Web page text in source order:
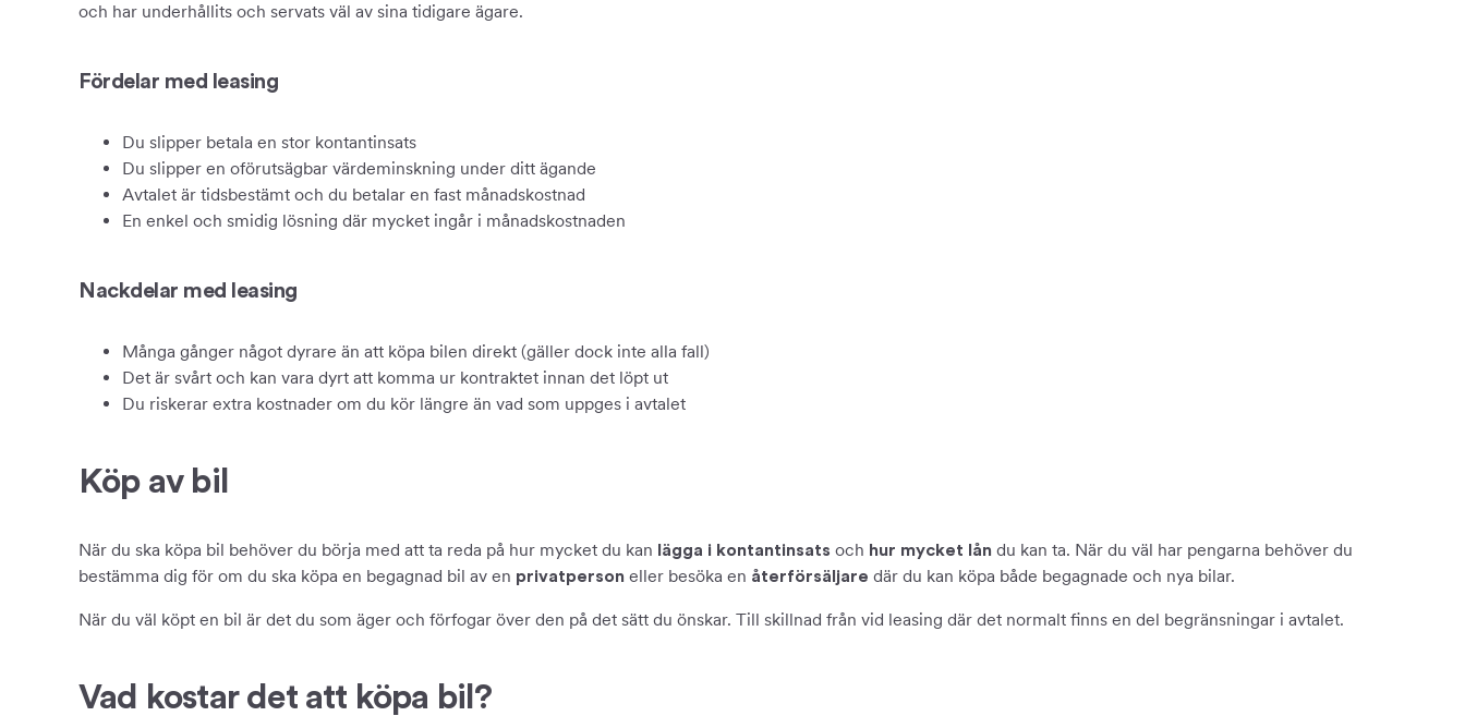
och har underhållits och servats väl av sina tidigare ägare.
Fördelar med leasing
Du slipper betala en stor kontantinsats
Du slipper en oförutsägbar värdeminskning under ditt ägande
Avtalet är tidsbestämt och du betalar en fast månadskostnad
En enkel och smidig lösning där mycket ingår i månadskostnaden
Nackdelar med leasing
Många gånger något dyrare än att köpa bilen direkt (gäller dock inte alla fall)
Det är svårt och kan vara dyrt att komma ur kontraktet innan det löpt ut
Du riskerar extra kostnader om du kör längre än vad som uppges i avtalet
Köp av bil
När du ska köpa bil behöver du börja med att ta reda på hur mycket du kan lägga i kontantinsats och hur mycket lån du kan ta. När du väl har pengarna behöver du
bestämma dig för om du ska köpa en begagnad bil av en privatperson eller besöka en återförsäljare där du kan köpa både begagnade och nya bilar.
När du väl köpt en bil är det du som äger och förfogar över den på det sätt du önskar. Till skillnad från vid leasing där det normalt finns en del begränsningar i avtalet.
Vad kostar det att köpa bil?